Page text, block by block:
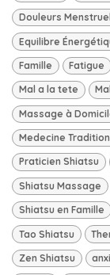
Douleurs
Equilibre
Famille Fatigue
Mal a la tete
Massage à
Medecine
Praticien Shiatsu
Shiatsu Massage
Shiatsu en Famille
Tao Shiatsu
Zen Shiatsu